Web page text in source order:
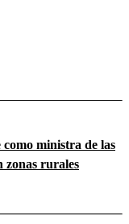
ministra de las
zonas rurales